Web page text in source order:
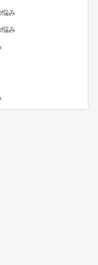
悩み
悩み